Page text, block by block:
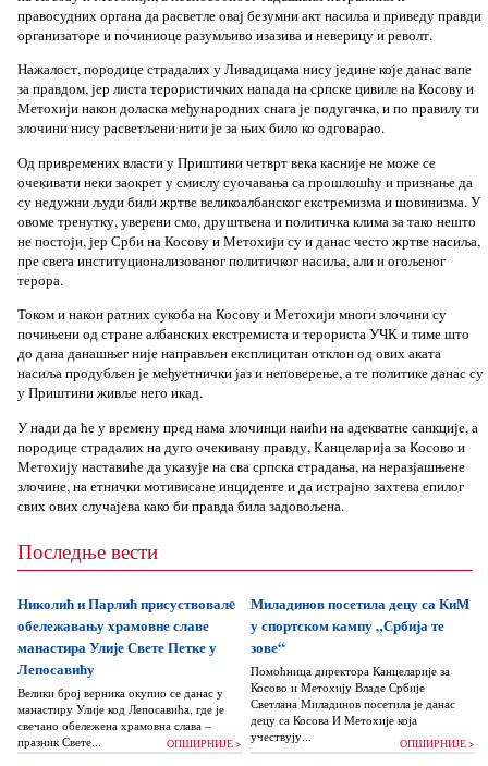
правосудних органа да расветле овај безумни акт насиља и приведу правди
организаторе и починиоце разумљиво изазива и неверицу и револт.
Нажалост, породице страдалих у Ливадицама нису једине које данас вапе
за правдом, јер листа терористичких напада на српске цивиле на Косову и
Метохији након доласка међународних снага је подугачка, и по правилу ти
злочини нису расветљени нити је за њих било ко одговарао.
Од привремених власти у Приштини четврт века касније не може се
очекивати неки заокрет у смислу суочавања са прошлошћу и признање да
су недужни људи били жртве великоалбанског екстремизма и шовинизма. У
овоме тренутку, уверени смо, друштвена и политичка клима за тако нешто
не постоји, јер Срби на Косову и Метохији су и данас често жртве насиља,
пре свега институционализованог политичког насиља, али и огољеног
терора.
Током и након ратних сукоба на Косову и Метохији многи злочини су
почињени од стране албанских екстремиста и терориста УЧК и тиме што
до дана данашњег није направљен експлицитан отклон од ових аката
насиља продубљен је међуетнички јаз и неповерење, а те политике данас су
у Приштини живље него икад.
У нади да ће у времену пред нама злочинци наићи на адекватне санкције, а
породице страдалих на дуго очекивану правду, Канцеларија за Косово и
Метохију наставиће да указује на сва српска страдања, на неразјашњене
злочине, на етнички мотивисане инциденте и да истрајно захтева епилог
свих ових случајева како би правда била задовољена.
Последње вести
Николић и Парлић присуствовалe
обележавању храмовне славе
манастира Улије Свете Петке у
Лепосавићу
Велики број верника окупио се данас у
манастиру Улије код Лепосавића, где је
свечано обележена храмовна слава –
празник Свете...
ОПШИРНИЈЕ >
Миладинов посетила децу са КиМ
у спортском кампу „Србија те
зове“
Помоћница директора Канцеларије за
Косово и Метохију Владе Србије
Светлана Миладинов посетила је данас
децу са Косова И Метохије која
учествују...
ОПШИРНИЈЕ >